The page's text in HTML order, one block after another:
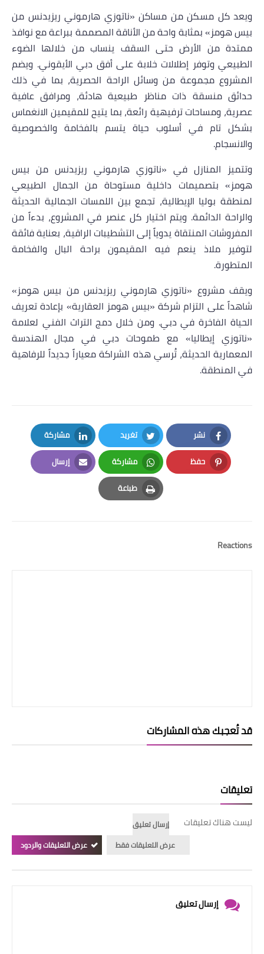
ويعد كل مسكن من مساكن «ناتوزي هارموني ريزيدنس من
بيس هومز» بمثابة واحة من الأناقة المصممة ببراعة مع نوافذ
ممتدة من الأرض حتى السقف ينساب من خلالها الضوء
الطبيعي وتوفر إطلالات خلابة على أفق دبي الأيقوني. ويضم
المشروع مجموعة من وسائل الراحة الحصرية، بما في ذلك
حدائق منسقة ذات مناظر طبيعية هادئة، ومرافق عافية
عصرية، ومساحات ترفيهية رائعة، بما يتيح للمقيمين الانغماس
بشكل تام في أسلوب حياة يتسم بالفخامة والخصوصية
والانسجام.
وتتميز المنازل في «ناتوزي هارموني ريزيدنس من بيس
هومز» بتصميمات داخلية مستوحاة من الجمال الطبيعي
لمنطقة بوليا الإيطالية، تجمع بين اللمسات الجمالية الحديثة
والراحة الدائمة. ويتم اختيار كل عنصر في المشروع، بدءاً من
المفروشات المنتقاة يدوياً إلى التشطيبات الراقية، بعناية فائقة
لتوفير ملاذ ينعم فيه المقيمون براحة البال والفخامة
المتطورة.
ويقف مشروع «ناتوزي هارموني ريزيدنسمن بيس هومز»
شاهداً على التزام شركة «بيس هومز العقارية» بإعادة تعريف
الحياة الفاخرة في دبي. ومن خلال دمج التراث الفني لعلامة
«ناتوزي إيطاليا» مع طموحات دبي في مجال الهندسة
المعمارية الحديثة، تُرسي هذه الشراكة معياراً جديداً للرفاهية
في المنطقة.
نشر
Facebook
تغريد
Twitter
مشاركة
LinkedIn
حفظ
Pinterest
مشاركة
Whatsapp
إرسال
Email
طباعة
Print
Reactions
قد تُعجبك هذه المشاركات
تعليقات
ليست هناك تعليقات
إرسال تعليق
عرض التعليقات فقط
عرض التعليقات والردود
إرسال تعليق